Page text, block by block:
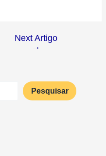
Next Artigo
→
Pesquisar